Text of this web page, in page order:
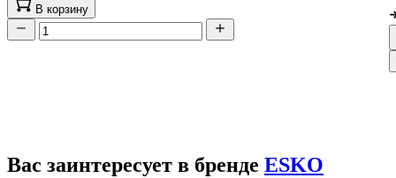
В корзину
Вас заинтересует в бренде ESKO